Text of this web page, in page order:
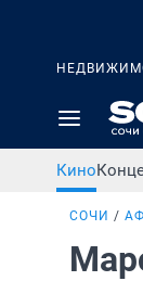
Кино
СОЧИ